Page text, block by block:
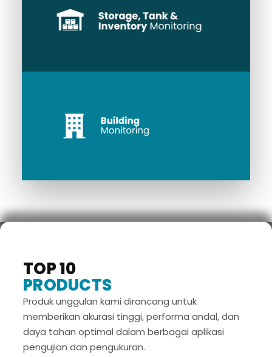
TOP 10
PRODUCTS
Produk unggulan kami dirancang untuk
memberikan akurasi tinggi, performa andal, dan
daya tahan optimal dalam berbagai aplikasi
pengujian dan pengukuran.